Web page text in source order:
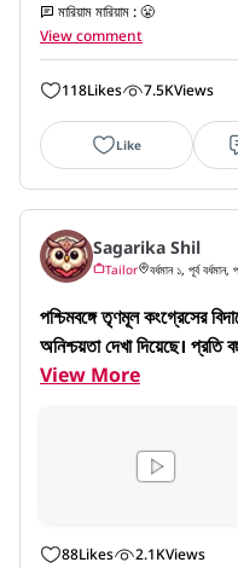
মারিয়াম মারিয়াম:😤
View comment
118Likes 7.5KViews
Like
Sagarika Shil
Tailor বর্ধমান ১, পূর্ব বর্ধমান,
পশ্চিমবঙ্গে তৃণমূল কংগ্রেসের
অনিশ্চয়তা দেখা দিয়েছে। প্রতি
View More
88Likes 2.1KViews